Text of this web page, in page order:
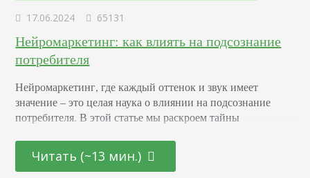
17.06.2024 65131
Нейромаркетинг: как влиять на подсознание
потребителя
Нейромаркетинг, где каждый оттенок и звук имеет
значение – это целая наука о влиянии на подсознание
потребителя. В этой статье мы раскроем тайны
нейронаук. От подбора цветовой палитры до создания
Читать (~13 мин.)